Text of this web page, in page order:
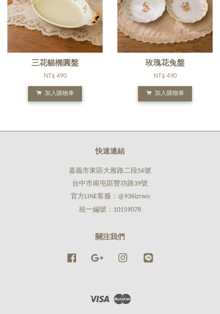
三花貓橢圓盤
NT$ 490
加入購物車
玫瑰花兔盤
NT$ 490
加入購物車
快速連結
嘉義市東區大雅路二段56號
台中市南屯區豐功路39號
官方LINE客服：@936izrwo
統一編號：10159078
關注我們
Facebook Google Instagram
Visa Master